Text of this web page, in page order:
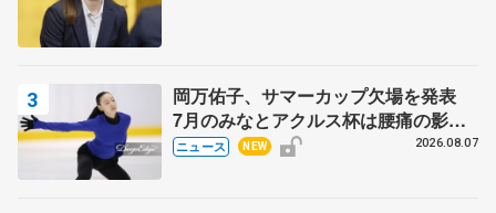
岡万佑子、サマーカップ欠場を発表
7月のみなとアクルス杯は腰痛の影響
で
ニュース NEW 2026.08.07